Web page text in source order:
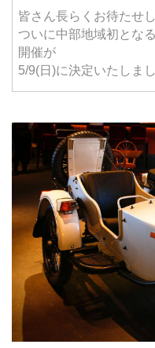
皆さん長らくお待たせ
ついに中部地域初とな
開催が
5/9(日)に決定いたしまし